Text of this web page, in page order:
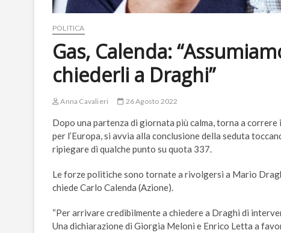
POLITICA
Gas, Calenda:
chiederli a Draghi”
Anna Cavalieri 26 Agosto 2022
Dopo una partenza di giornata più calma, torna a
per l’Europa, si avvia alla conclusione della seduta
ripiegare di qualche punto su quota 337.
Le forze politiche sono tornate a rivolgersi a Mario
chiede Carlo Calenda (Azione).
“Per arrivare credibilmente a chiedere a Draghi di
Una dichiarazione di Giorgia Meloni e Enrico Letta a